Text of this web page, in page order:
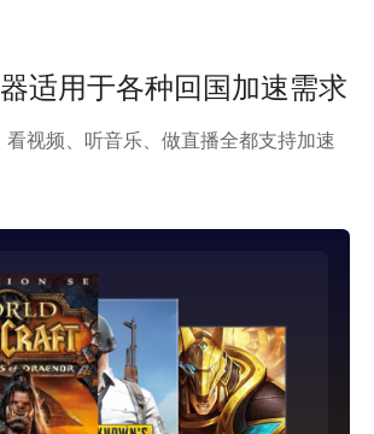
适用于各种回国加速需求
视频、听音乐、做直播全都支持加速